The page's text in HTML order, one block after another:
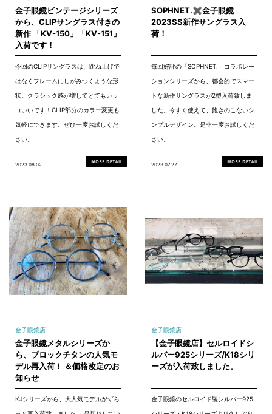
金子眼鏡ビンテージシリーズ
から、CLIPサングラス付きの
新作 「KV-150」「KV-151」
入荷です！
今回のCLIPサングラスは、跳ね上げで
はなくフレームにしがみつくような形
状。クラシック感が増してとてもカッ
コいいです！CLIP部分のカラー変更も
気軽にできます。ぜひ一度お試しくだ
さい。
2023.08.02
SOPHNET.✖金子眼鏡
2023SS新作サングラス入
荷！
毎回好評の「SOPHNET.」コラボレー
ションシリーズから、都会的でスマー
トな新作サングラスが2型入荷致しま
した。今すぐ使えて、飽きのこないシ
ンプルデザイン。是非一度お試しくだ
さい。
2023.07.27
金子眼鏡店
金子眼鏡メタルシリーズか
ら、ブロックチタンの人気モ
デル再入荷！ ＆価格改定のお
知らせ
KJシリーズから、大人気モデルがずら
金子眼鏡店
【金子眼鏡店】セルロイドシ
ルバー925シリーズ/K18シリ
ーズが入荷致しました。
金子眼鏡のセルロイド製シルバー925